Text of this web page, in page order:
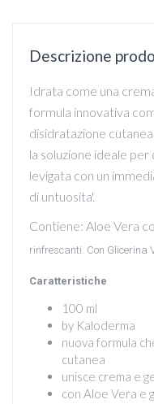
Descrizione
Idrata come una
formula innovativa
disidratazione
la soluzione ideale
levigata con un
di untuosita'.
Contiene: Aloe Vera
rinfrescanti. Con Glicerina
Caratteristiche
100 ml
by Kaloderma
nuova formula
cutanea
unisce crema e
con Aloe Vera e